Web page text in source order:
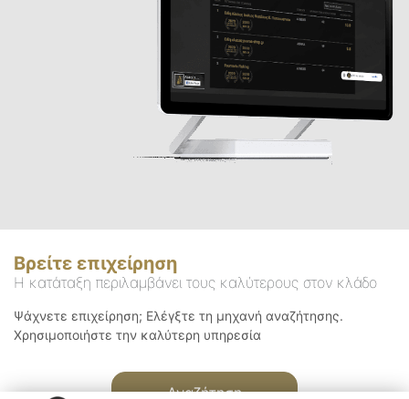
Βρείτε επιχείρηση
Η κατάταξη περιλαμβάνει τους καλύτερους στον κλάδο
Ψάχνετε επιχείρηση; Ελέγξτε τη μηχανή αναζήτησης.
Χρησιμοποιήστε την καλύτερη υπηρεσία
Αναζήτηση